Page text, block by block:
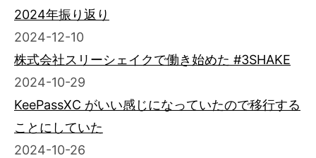
2024年振り返り
2024-12-10
株式会社スリーシェイクで働き始めた #3SHAKE
2024-10-29
KeePassXC がいい感じになっていたので移行する
ことにしていた
2024-10-26